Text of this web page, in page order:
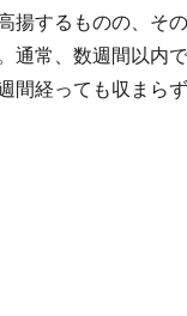
揚するものの、そ
通常、数週間以内
間経っても収まら